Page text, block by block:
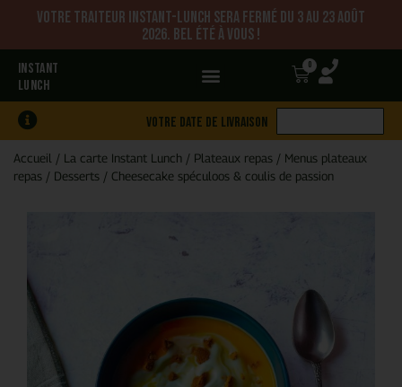
Votre traiteur Instant-Lunch sera fermé du 3 au 23 août
2026. Bel été à vous !
INSTANT
LUNCH
0
Votre date de livraison
Accueil / La carte Instant Lunch / Plateaux repas / Menus plateaux
repas / Desserts / Cheesecake spéculoos & coulis de passion